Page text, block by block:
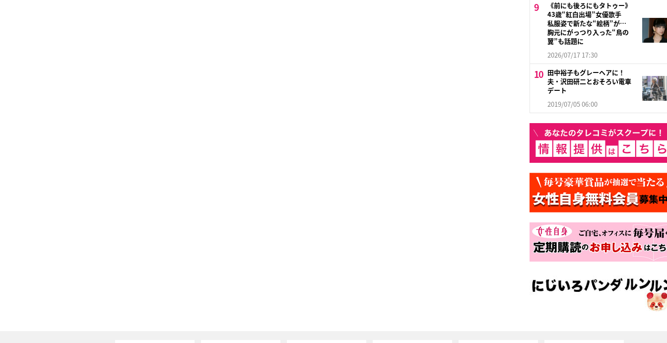
《前にも後ろにもタトゥー》
43歳“紅白出場”女優歌手
私服姿で新たな“絵柄”が…
胸元にがっつり入った“鳥の
翼”も話題に
2026/07/17 17:30
田中裕子もグレーヘアに！
夫・沢田研二とおそろい電車
デート
2019/07/05 06:00